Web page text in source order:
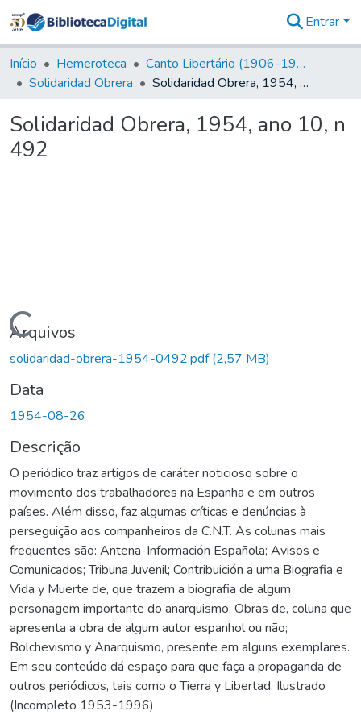
&
Coleções
Tudo na
Digital
Entrar
Início Hemeroteca
Canto Libertário (1906-1995)
Solidaridad Obrera
Solidaridad Obrera, 1954, ano 10, n 492
Solidaridad Obrera, 1954, ano 10, n
492
Carregando...
Arquivos
solidaridad-obrera-1954-0492.pdf(2,57 MB)
Data
1954-08-26
Descrição
O periódico traz artigos de caráter noticioso sobre o
movimento dos trabalhadores na Espanha e em outros
países. Além disso, faz algumas críticas e denúncias à
perseguição aos companheiros da C.N.T. As colunas mais
frequentes são: Antena-Información Española; Avisos e
Comunicados; Tribuna Juvenil; Contribuición a uma Biografia e
Vida y Muerte de, que trazem a biografia de algum
personagem importante do anarquismo; Obras de, coluna que
apresenta a obra de algum autor espanhol ou não;
Bolchevismo y Anarquismo, presente em alguns exemplares.
Em seu conteúdo dá espaço para que faça a propaganda de
outros periódicos, tais como o Tierra y Libertad. Ilustrado
(Incompleto 1953-1996)